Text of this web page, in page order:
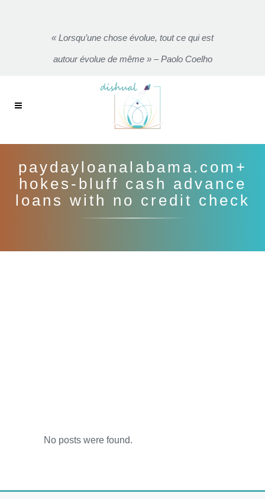
« Lorsqu’une chose évolue, tout ce qui est
autour évolue de même » – Paolo Coelho
paydayloanalabama.com+
hokes-bluff cash advance
loans with no credit check
No posts were found.